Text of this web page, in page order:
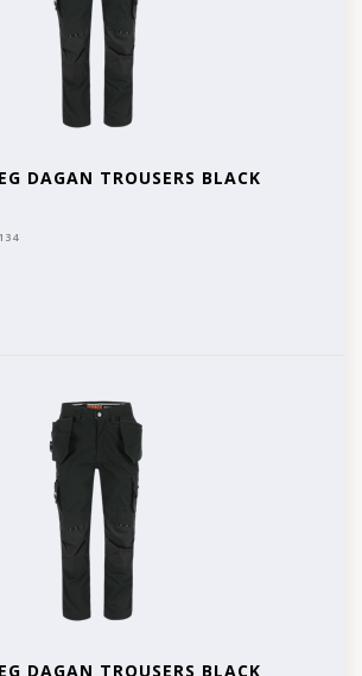
DAGAN TROUSERS BLACK
DAGAN TROUSERS BLACK